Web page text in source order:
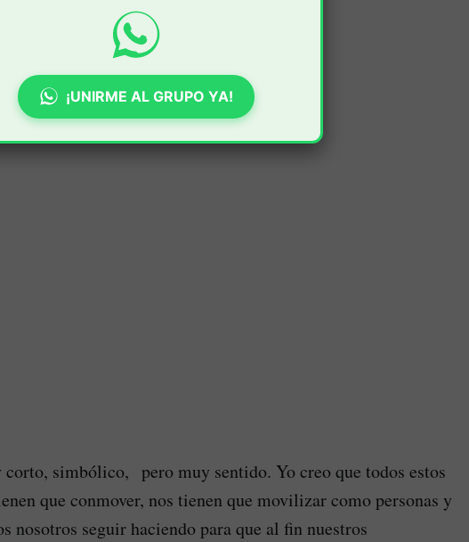
corto, simbólico, pero muy sentido. Yo creo que todos estos
que conmover, nos tienen que movilizar como personas y
nosotros seguir haciendo para que al fin nuestros
¡UNIRME AL GRUPO YA!